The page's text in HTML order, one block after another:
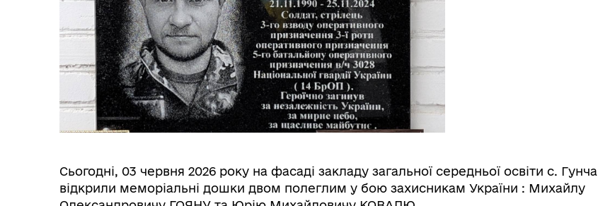
Герої не вмирають
Сьогодні, 03 червня 2026 року на фасаді закладу загальної середньої освіти с. Гунча
відкрили меморіальні дошки двом полеглим у бою захисникам України : Михайлу